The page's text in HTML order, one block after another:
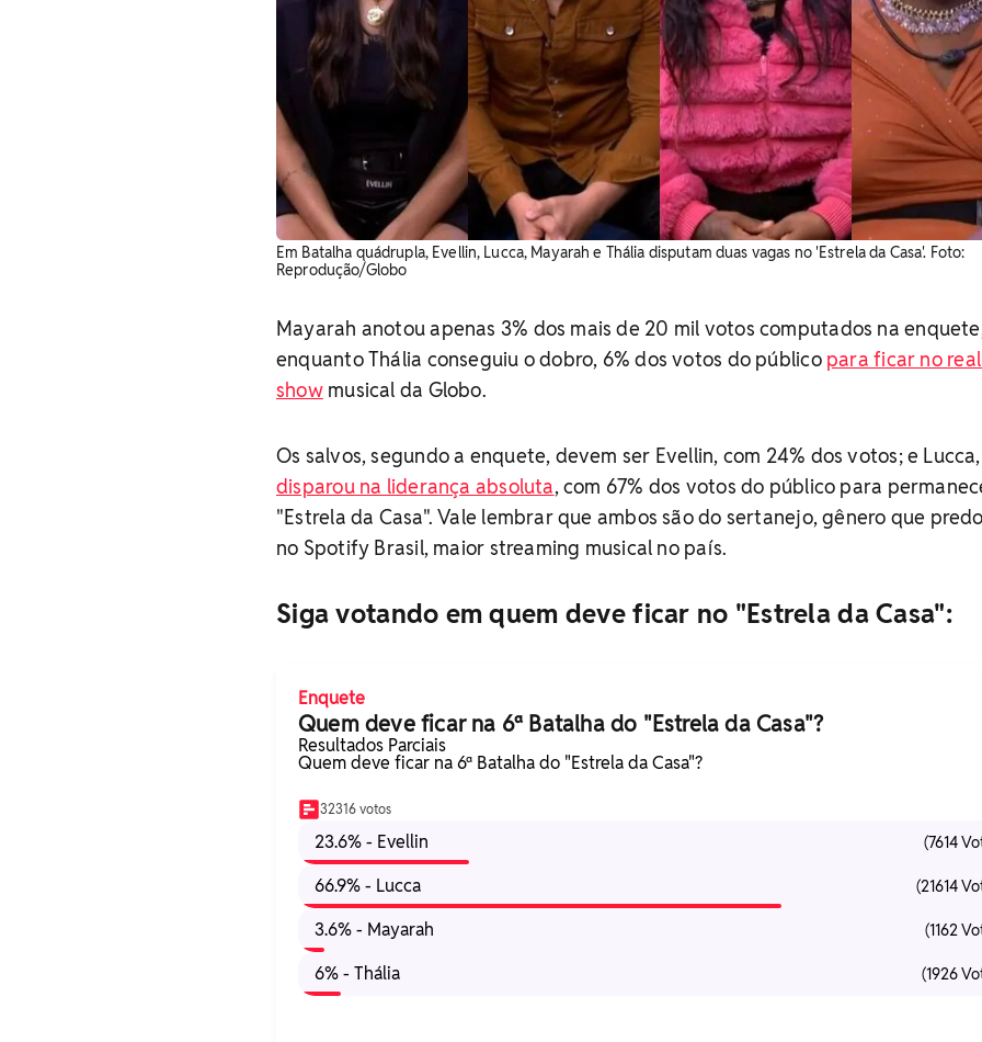
Em Batalha quádrupla, Evellin, Lucca, Mayarah e Thália disputam duas vagas no 'Estrela da Casa'. Foto:
Reprodução/Globo
Mayarah anotou apenas 3% dos mais de 20 mil votos computados na
enquanto Thália conseguiu o dobro, 6% dos votos do público para ficar no
showmusical da Globo.
Os salvos, segundo a enquete, devem ser Evellin, com 24% dos votos; e
disparou na liderança absoluta, com 67% dos votos do público para
"Estrela da Casa". Vale lembrar que ambos são do sertanejo, gênero que
no Spotify Brasil, maior streaming musical no país.
Siga votando em quem deve ficar no "Estrela da Casa":
Enquete
Quem deve ficar na 6ª Batalha do "Estrela da Casa"?
Resultados Parciais
Quem deve ficar na 6ª Batalha do "Estrela da Casa"?
32316 votos
23.6% - Evellin (7614
66.9% - Lucca (21614
3.6% - Mayarah (1162
6% - Thália (1926